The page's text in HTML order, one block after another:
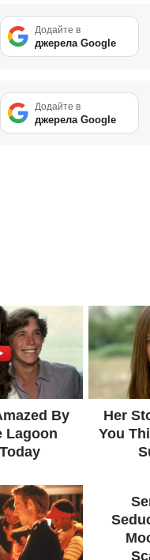
Додайте в
джерела Google
Додайте в
джерела Google